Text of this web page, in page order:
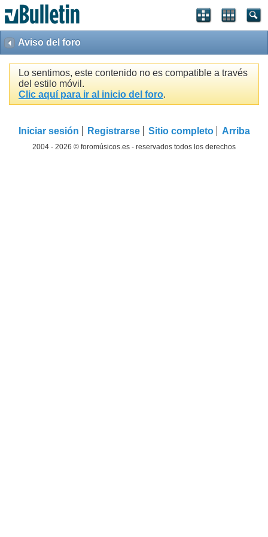
Aviso del foro
Lo sentimos, este contenido no es compatible a través
del estilo móvil.
Clic aquí para ir al inicio del foro.
Iniciar sesión Registrarse Sitio completo Arriba
2004 - 2026 © foromúsicos.es - reservados todos los derechos